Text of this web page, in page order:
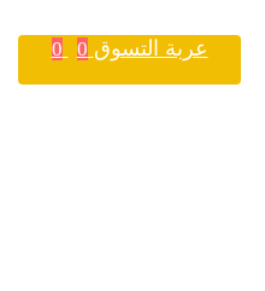
عربة التسوق 0
0